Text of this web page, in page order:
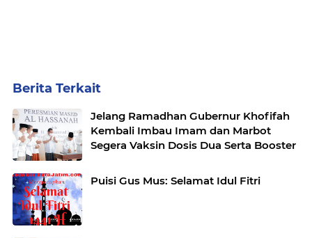
Berita Terkait
Jelang Ramadhan Gubernur Khofifah
Kembali Imbau Imam dan Marbot
Segera Vaksin Dosis Dua Serta Booster
Puisi Gus Mus: Selamat Idul Fitri